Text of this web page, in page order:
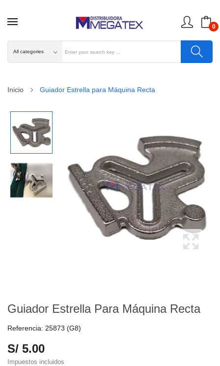
0
Inicio Guiador Estrella para Máquina Recta
Guiador Estrella Para Máquina Recta
Referencia: 25873 (G8)
S/ 5.00
Impuestos incluidos